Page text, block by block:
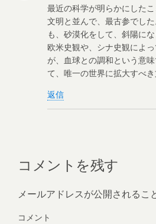
最近の科学が明らかにした
文明と並んで、最古参でし
も、砂漠化をして、斜陽に
欧米史観や、シナ史観によ
が、血球との調和という意
て、唯一の世界に拡大すべき
返信
コメントを残す
メールアドレスが公開されるこ
コメント